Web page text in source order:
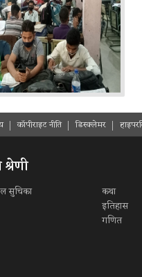
कॉपीराइट नीति डिस्क्लेमर
सुचिका
कथा
इतिहास
गणित